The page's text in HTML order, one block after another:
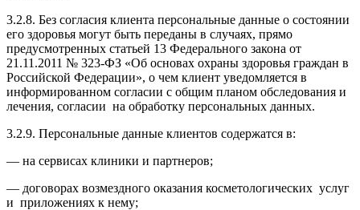
3.2.8. Без согласия клиента персональные данные о состоянии
его здоровья могут быть переданы в случаях, прямо
предусмотренных статьей 13 Федерального закона от
21.11.2011 № 323-ФЗ «Об основах охраны здоровья граждан в
Российской Федерации», о чем клиент уведомляется в
информированном согласии с общим планом обследования и
лечения, согласии на обработку персональных данных.
3.2.9. Персональные данные клиентов содержатся в:
— на сервисах клиники и партнеров;
— договорах возмездного оказания косметологических услуг
и приложениях к нему;